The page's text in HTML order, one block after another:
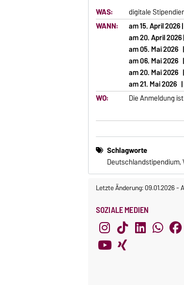
WAS:
digitale
WANN:
am 15. April 2026
am 20. April
am 05. Mai 2026
am 06. Mai 2026
am 20. Mai 2026
am 21. Mai 2026
WO:
Die Anmeldung
Schlagworte
Letzte Änderung: 09.01.2026-
SOZIALE MEDIEN